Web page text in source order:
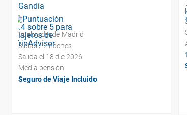
Gandía
Vuelos desde Madrid
3 días / 2 noches
Salida el 18 dic 2026
Media pensión
Seguro de Viaje Incluido